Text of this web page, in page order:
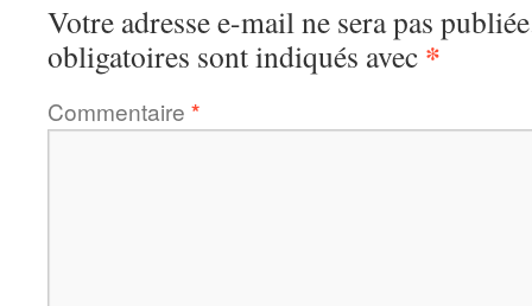
Votre adresse e-mail ne sera pas
obligatoires sont indiqués avec *
Commentaire *